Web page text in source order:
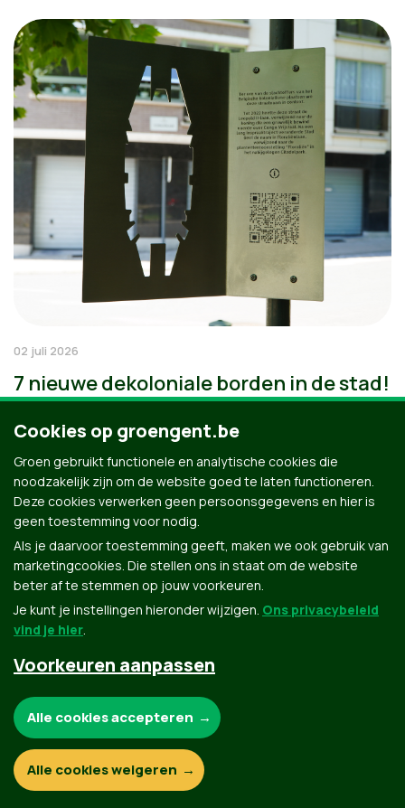
02 juli 2026
7 nieuwe dekoloniale borden in de stad!
Groen.be
© Copyright Groen 2026 | Gemaakt met NationBuilder
Contact Privacybeleid
Cookies op groengent.be
Groen gebruikt functionele en analytische cookies die
noodzakelijk zijn om de website goed te laten functioneren.
Deze cookies verwerken geen persoonsgegevens en hier is
geen toestemming voor nodig.
Als je daarvoor toestemming geeft, maken we ook gebruik van
marketingcookies. Die stellen ons in staat om de website
beter af te stemmen op jouw voorkeuren.
Je kunt je instellingen hieronder wijzigen. Ons privacybeleid
vind je hier.
Voorkeuren aanpassen
Functionele en analytische cookies:
Alle cookies accepteren
Alle cookies weigeren